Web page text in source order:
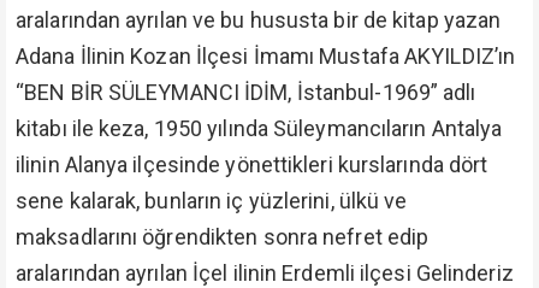
aralarından ayrılan ve bu hususta bir de kitap yazan
Adana İlinin Kozan İlçesi İmamı Mustafa AKYILDIZ’ın
“BEN BİR SÜLEYMANCI İDİM, İstanbul-1969” adlı
kitabı ile keza, 1950 yılında Süleymancıların Antalya
ilinin Alanya ilçesinde yönettikleri kurslarında dört
sene kalarak, bunların iç yüzlerini, ülkü ve
maksadlarını öğrendikten sonra nefret edip
aralarından ayrılan İçel ilinin Erdemli ilçesi Gelinderiz